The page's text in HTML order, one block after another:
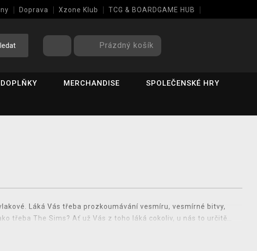
Doprava Xzone Klub TCG & BOARDGAME HUB
Prázdný košík
MERCHANDISE SPOLEČENSKÉ HRY
Láká Vás třeba prozkoumávání vesmíru, vesmírné bitvy,
třeba The Sims? Ať už Vás z toho láká cokoliv, u nás to určitě